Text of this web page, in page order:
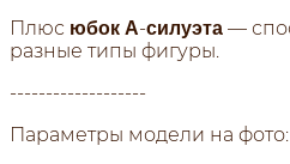
Плюс юбок А-силуэта —
разные типы фигуры.
-------------------
Параметры модели на фото: